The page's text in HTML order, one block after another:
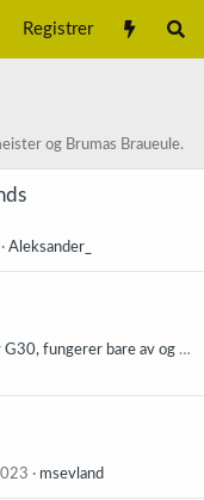
Registrer
og Brumas Braueule.
Aleksander_
Problemer med pumpen på Grainfather G30, fungerer bare av og til.
msevland